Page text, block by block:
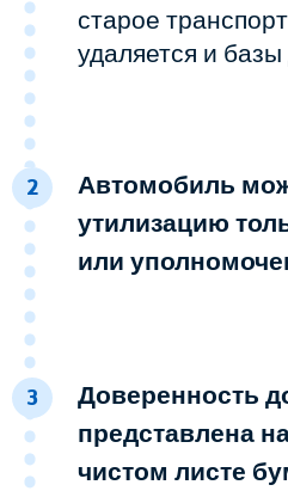
старое
удаляется и
2
Автомобиль
утилизацию
или
3
Доверенность
представлена
чистом листе